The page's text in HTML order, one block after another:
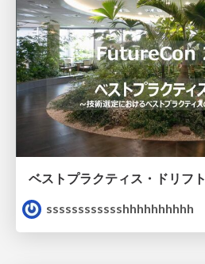
ベストプラクティス・ドリフト
sssssssssssshhhhhhhhhh